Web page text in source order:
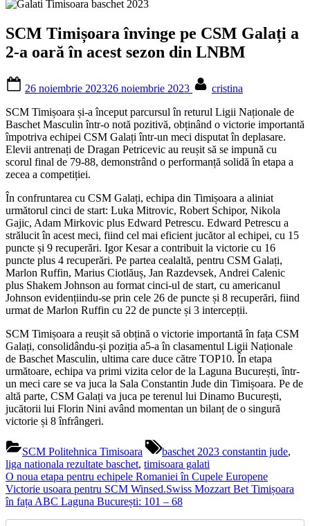
SCM Timișoara învinge pe CSM Galați a
2-a oară în acest sezon din LNBM
on
26 noiembrie 202326 noiembrie 2023
cristina
SCM Timișoara și-a început parcursul în returul Ligii Naționale de
Baschet Masculin într-o notă pozitivă, obținând o victorie importantă
împotriva echipei CSM Galați într-un meci disputat în deplasare.
Elevii antrenați de Dragan Petricevic au reușit să se impună cu
scorul final de 79-88, demonstrând o performanță solidă în etapa a
zecea a competiției.
În confruntarea cu CSM Galați, echipa din Timișoara a aliniat
următorul cinci de start: Luka Mitrovic, Robert Schipor, Nikola
Gajic, Adam Mirkovic plus Edward Petrescu. Edward Petrescu a
strălucit în acest meci, fiind cel mai eficient jucător al echipei, cu 15
puncte și 9 recuperări. Igor Kesar a contribuit la victorie cu 16
puncte plus 4 recuperări. Pe partea cealaltă, pentru CSM Galați,
Marlon Ruffin, Marius Ciotlăuș, Jan Razdevsek, Andrei Calenic
plus Shakem Johnson au format cinci-ul de start, cu americanul
Johnson evidențiindu-se prin cele 26 de puncte și 8 recuperări, fiind
urmat de Marlon Ruffin cu 22 de puncte și 3 intercepții.
SCM Timișoara a reușit să obțină o victorie importantă în fața CSM
Galați, consolidându-și poziția a5-a în clasamentul Ligii Naționale
de Baschet Masculin, ultima care duce către TOP10. În etapa
următoare, echipa va primi vizita celor de la Laguna București, într-
un meci care se va juca la Sala Constantin Jude din Timișoara. Pe de
altă parte, CSM Galați va juca pe terenul lui Dinamo București,
jucătorii lui Florin Nini având momentan un bilanț de o singură
victorie și 8 înfrângeri.
SCM Politehnica Timisoara
Tags:
baschet 2023 constantin jude,
liga nationala rezultate baschet, timisoara galati
Navigare
în
articole
Previous
Post:
O noua etapa pentru echipele Romaniei în Cupele Europene
Next
Post:
Victorie usoara pentru SCM Winsed.Swiss Mozzart Bet Timișoara
în fața ABC Laguna București: 101 – 68